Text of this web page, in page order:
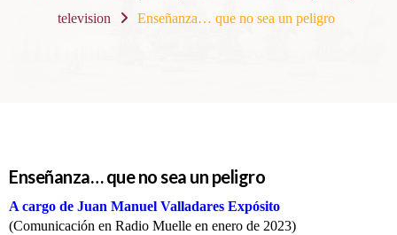
television
Enseñanza… que no sea un peligro
Enseñanza… que no sea un peligro
A cargo de Juan Manuel Valladares Expósito
(Comunicación en Radio Muelle en enero de 2023)